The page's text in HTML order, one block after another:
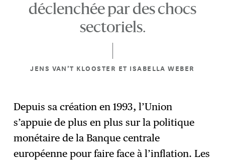
déclenchée par des chocs
sectoriels.
JENS VAN’T KLOOSTER ET ISABELLA WEBER
Depuis sa création en 1993, l’Union
s’appuie de plus en plus sur la politique
monétaire de la Banque centrale
européenne pour faire face à l’inflation. Les